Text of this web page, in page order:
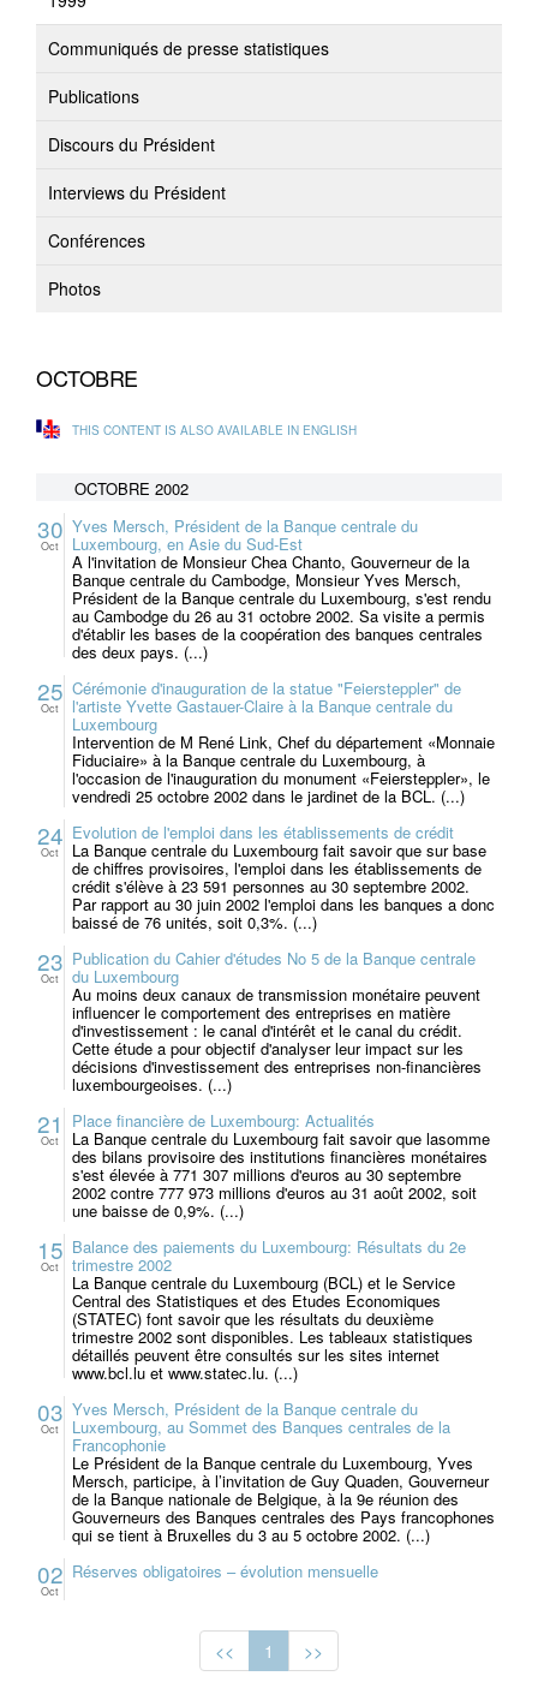
Communiqués de presse statistiques
Publications
Discours du Président
Interviews du Président
Conférences
Photos
OCTOBRE
THIS CONTENT IS ALSO AVAILABLE IN ENGLISH
OCTOBRE 2002
30
Oct
Yves Mersch, Président de la Banque centrale du
Luxembourg, en Asie du Sud-Est
A l'invitation de Monsieur Chea Chanto, Gouverneur de la
Banque centrale du Cambodge, Monsieur Yves Mersch,
Président de la Banque centrale du Luxembourg, s'est rendu
au Cambodge du 26 au 31 octobre 2002. Sa visite a permis
d'établir les bases de la coopération des banques centrales
des deux pays. (...)
25
Oct
Cérémonie d'inauguration de la statue "Feiersteppler" de
l'artiste Yvette Gastauer-Claire à la Banque centrale du
Luxembourg
Intervention de M René Link, Chef du département «Monnaie
Fiduciaire» à la Banque centrale du Luxembourg, à
l'occasion de l'inauguration du monument «Feiersteppler», le
vendredi 25 octobre 2002 dans le jardinet de la BCL. (...)
24
Oct
Evolution de l'emploi dans les établissements de crédit
La Banque centrale du Luxembourg fait savoir que sur base
de chiffres provisoires, l'emploi dans les établissements de
crédit s'élève à 23 591 personnes au 30 septembre 2002.
Par rapport au 30 juin 2002 l'emploi dans les banques a donc
baissé de 76 unités, soit 0,3%. (...)
23
Oct
Publication du Cahier d'études No 5 de la Banque centrale
du Luxembourg
Au moins deux canaux de transmission monétaire peuvent
influencer le comportement des entreprises en matière
d'investissement : le canal d'intérêt et le canal du crédit.
Cette étude a pour objectif d'analyser leur impact sur les
décisions d'investissement des entreprises non-financières
luxembourgeoises. (...)
21
Oct
Place financière de Luxembourg: Actualités
La Banque centrale du Luxembourg fait savoir que lasomme
des bilans provisoire des institutions financières monétaires
s'est élevée à 771 307 millions d'euros au 30 septembre
2002 contre 777 973 millions d'euros au 31 août 2002, soit
une baisse de 0,9%. (...)
15
Oct
Balance des paiements du Luxembourg: Résultats du 2e
trimestre 2002
La Banque centrale du Luxembourg (BCL) et le Service
Central des Statistiques et des Etudes Economiques
(STATEC) font savoir que les résultats du deuxième
trimestre 2002 sont disponibles. Les tableaux statistiques
détaillés peuvent être consultés sur les sites internet
www.bcl.lu et www.statec.lu. (...)
03
Oct
Yves Mersch, Président de la Banque centrale du
Luxembourg, au Sommet des Banques centrales de la
Francophonie
Le Président de la Banque centrale du Luxembourg, Yves
Mersch, participe, à l’invitation de Guy Quaden, Gouverneur
de la Banque nationale de Belgique, à la 9e réunion des
Gouverneurs des Banques centrales des Pays francophones
qui se tient à Bruxelles du 3 au 5 octobre 2002. (...)
02
Oct
Réserves obligatoires – évolution mensuelle
<< 1 >>